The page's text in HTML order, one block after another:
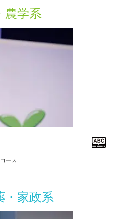
農学系
ース
・家政系